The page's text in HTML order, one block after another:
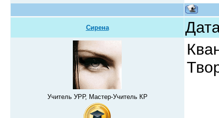
Сирена
Учитель УРР, Мастер-Учитель КР